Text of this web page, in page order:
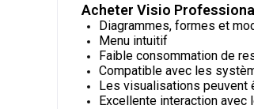
Acheter Visio
Diagrammes, formes et
Menu intuitif
Faible consommation de
Compatible avec les
Les visualisations peuvent
Excellente interaction